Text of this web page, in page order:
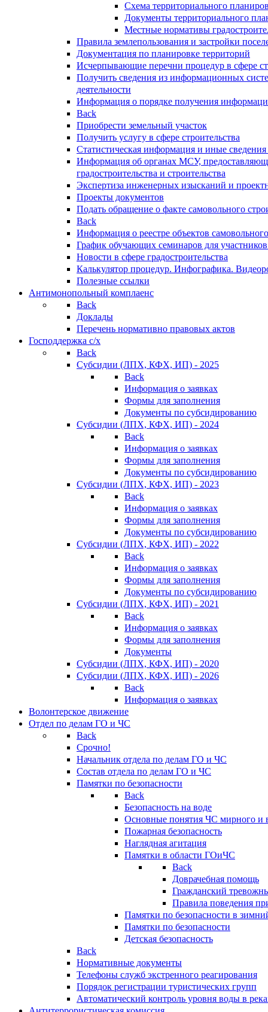
Схема территориального
Документы территориального
Местные нормативы
Правила землепользования и застройки
Документация по планировке территорий
Исчерпывающие перечни процедур в сфере
Получить сведения из информационных
деятельности
Информация о порядке получения
Back
Приобрести земельный участок
Получить услугу в сфере строительства
Статистическая информация и иные сведения
Информация об органах МСУ,
градостроительства и строительства
Экспертиза инженерных изысканий и
Проекты документов
Подать обращение о факте самовольного
Back
Информация о реестре объектов
График обучающих семинаров для участников
Новости в сфере градостроительства
Калькулятор процедур. Инфографика.
Полезные ссылки
Антимонопольный комплаенс
Back
Доклады
Перечень нормативно правовых актов
Господдержка с/х
Back
Субсидии (ЛПХ, КФХ, ИП) - 2025
Back
Информация о заявках
Формы для заполнения
Документы по субсидированию
Субсидии (ЛПХ, КФХ, ИП) - 2024
Back
Информация о заявках
Формы для заполнения
Документы по субсидированию
Субсидии (ЛПХ, КФХ, ИП) - 2023
Back
Информация о заявках
Формы для заполнения
Документы по субсидированию
Субсидии (ЛПХ, КФХ, ИП) - 2022
Back
Информация о заявках
Формы для заполнения
Документы по субсидированию
Субсидии (ЛПХ, КФХ, ИП) - 2021
Back
Информация о заявках
Формы для заполнения
Документы
Субсидии (ЛПХ, КФХ, ИП) - 2020
Субсидии (ЛПХ, КФХ, ИП) - 2026
Back
Информация о заявках
Волонтерское движение
Отдел по делам ГО и ЧС
Back
Срочно!
Начальник отдела по делам ГО и ЧС
Состав отдела по делам ГО и ЧС
Памятки по безопасности
Back
Безопасность на воде
Основные понятия ЧС мирного и
Пожарная безопасность
Наглядная агитация
Памятки в области ГОиЧС
Back
Доврачебная помощь
Гражданский
Правила поведения
Памятки по безопасности в
Памятки по безопасности
Детская безопасность
Back
Нормативные документы
Телефоны служб экстренного реагирования
Порядок регистрации туристических групп
Автоматический контроль уровня воды в